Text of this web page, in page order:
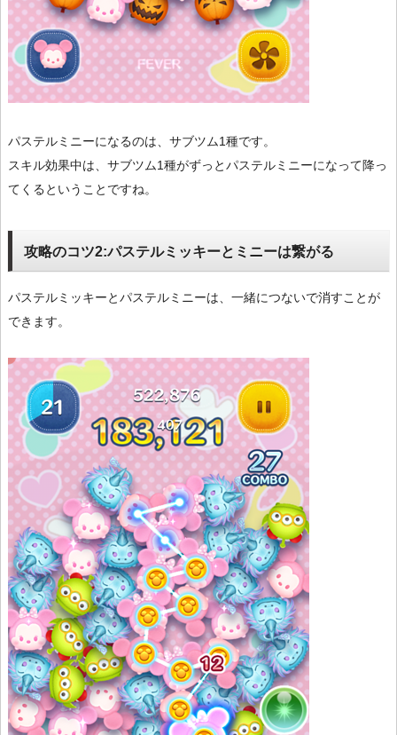
パステルミニーになるのは、サブツム1種です。
スキル効果中は、サブツム1種がずっとパステルミニーになって降っ
てくるということですね。
攻略のコツ2:パステルミッキーとミニーは繋がる
パステルミッキーとパステルミニーは、一緒につないで消すことが
できます。